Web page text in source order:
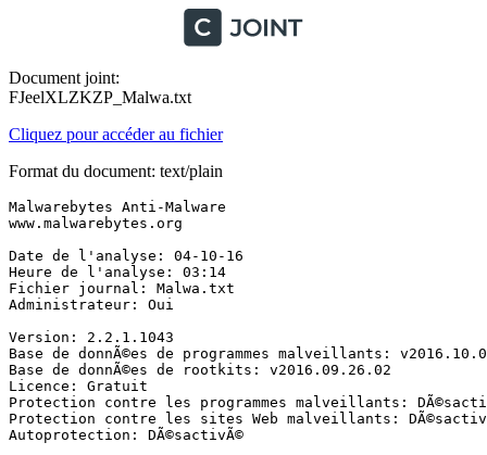
Document joint:
FJeelXLZKZP_Malwa.txt
Cliquez pour accéder au fichier
Format du document: text/plain
Malwarebytes Anti-Malware
www.malwarebytes.org
Date de l'analyse: 04-10-16
Heure de l'analyse: 03:14
Fichier journal: Malwa.txt
Administrateur: Oui
Version: 2.2.1.1043
Base de donnÃ©es de programmes malveillants:
Base de donnÃ©es de rootkits: v2016.09.26.02
Licence: Gratuit
Protection contre les programmes malveillants:
Protection contre les sites Web malveillants:
Autoprotection: DÃ©sactivÃ©